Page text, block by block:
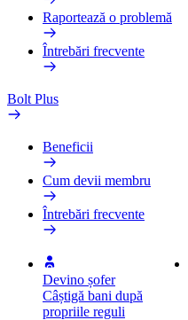
Raportează o problemă
Întrebări frecvente
Bolt Plus
Beneficii
Cum devii membru
Întrebări frecvente
Devino șofer
Câștigă bani după
propriile reguli